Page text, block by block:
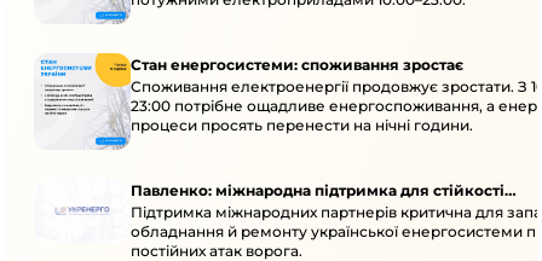
Стан енергосистеми: споживання зростає
Споживання електроенергії продовжує зростати. З
23:00 потрібне ощадливе енергоспоживання, а
процеси просять перенести на нічні години.
Павленко: міжнародна підтримка для стійкості
енергосистеми
Підтримка міжнародних партнерів критична для
обладнання й ремонту української енергосистеми
постійних атак ворога.